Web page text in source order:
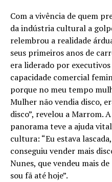
Com a vivência de quem
da indústria cultural a
relembrou a realidade
seus primeiros anos de
era liderado por
capacidade comercial
porque no meu tempo
Mulher não vendia disco,
disco”, revelou a Marrom.
panorama teve a ajuda
cultura: “Eu estava
conseguiu vender mais
Nunes, que vendeu mais
sou fã até hoje”.